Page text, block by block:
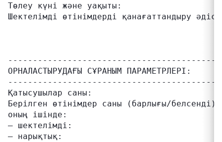
Төлеу күні және уақыты:
Шектелімді өтінімдерді қанағаттандыру
ОРНАЛАСТЫРУДАҒЫ СҰРАНЫМ ПАРАМЕТРЛЕРІ:
Қатысушылар саны:
Берілген өтінімдер саны (барлығы/
оның ішінде:
– шектелімді:
– нарықтық: